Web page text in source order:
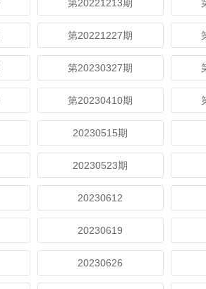
第20221213期
第20221227期
第20230327期
第20230410期
20230515期
20230523期
20230612
20230619
20230626